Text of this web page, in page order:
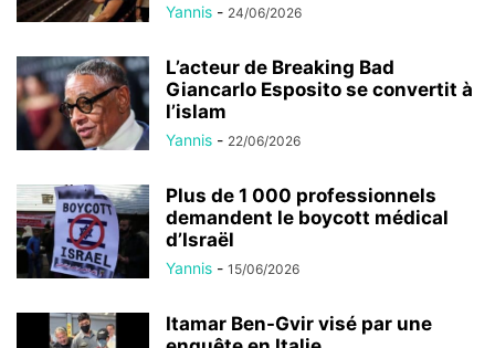
Yannis - 24/06/2026
L’acteur de Breaking Bad
Giancarlo Esposito se convertit à
l’islam
Yannis - 22/06/2026
Plus de 1 000 professionnels
demandent le boycott médical
d’Israël
Yannis - 15/06/2026
Itamar Ben-Gvir visé par une